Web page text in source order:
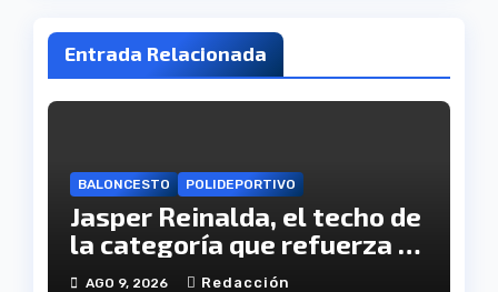
Entrada Relacionada
BALONCESTO POLIDEPORTIVO
Jasper Reinalda, el techo de
la categoría que refuerza el
juego interior del CB. Onuba
AGO 9, 2026 Redacción